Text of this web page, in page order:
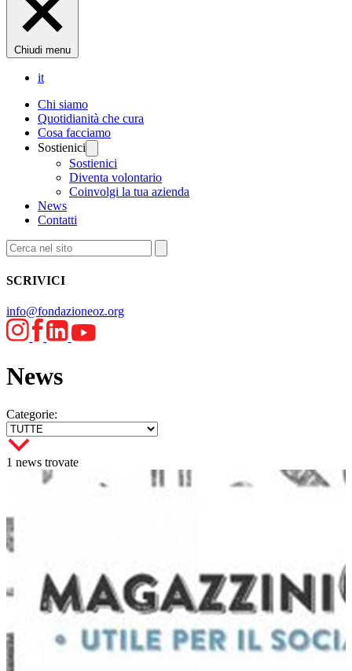
Chiudi menu
it
Chi siamo
Quotidianità che cura
Cosa facciamo
Sostienici
Sostienici
Diventa volontario
Coinvolgi la tua azienda
News
Contatti
SCRIVICI
info@fondazioneoz.org
News
Categorie:
1 news trovate